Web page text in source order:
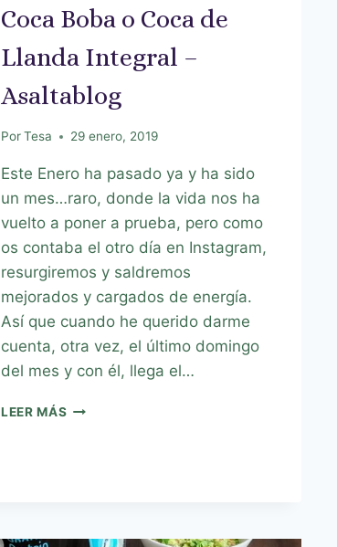
Coca Boba o Coca de
Llanda Integral –
Asaltablog
PorTesa 29 enero, 2019
Este Enero ha pasado ya y ha sido
un mes…raro, donde la vida nos ha
vuelto a poner a prueba, pero como
os contaba el otro día en Instagram,
resurgiremos y saldremos
mejorados y cargados de energía.
Así que cuando he querido darme
cuenta, otra vez, el último domingo
del mes y con él, llega el…
LEER MÁS